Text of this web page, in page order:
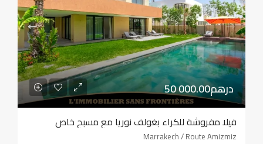
50 000.00درهم
فيلا مفروشة للكراء بغولف نوريا مع مسبح خاص
Marrakech / Route Amizmiz